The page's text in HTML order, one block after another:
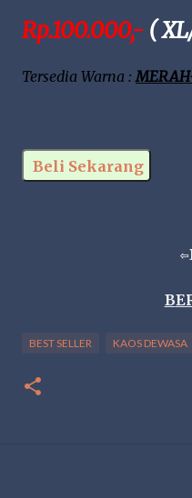
Rp.100.000,- (
Tersedia Warna :
Beli Sekarang
⇦
B
BEST SELLER KAOS DEWASA